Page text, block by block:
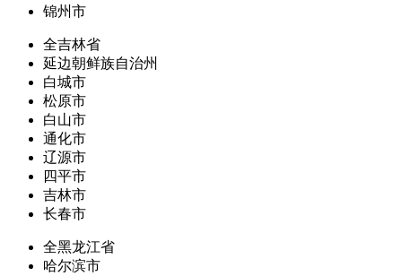
锦州市
全吉林省
延边朝鲜族自治州
白城市
松原市
白山市
通化市
辽源市
四平市
吉林市
长春市
全黑龙江省
哈尔滨市